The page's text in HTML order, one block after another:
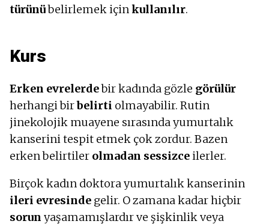
türünübelirlemek için kullanılır.
Kurs
Erken evrelerdebir kadında gözle görülür
herhangi birbelirti olmayabilir. Rutin
jinekolojik muayene sırasında yumurtalık
kanserini tespit etmek çok zordur. Bazen
erken belirtiler olmadan sessizce ilerler.
Birçok kadın doktora yumurtalık kanserinin
ileri evresinde gelir. O zamana kadar hiçbir
sorun yaşamamışlardır ve şişkinlik veya